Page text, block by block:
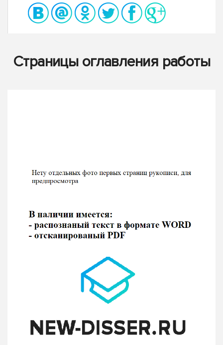
Страницы оглавления работы